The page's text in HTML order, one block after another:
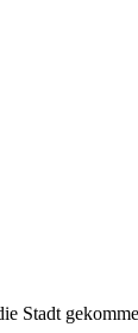
Stadt